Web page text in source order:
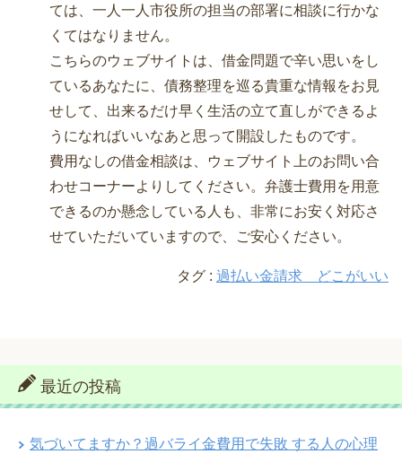
ては、一人一人市役所の担当の部署に相談に行かな
くてはなりません。
こちらのウェブサイトは、借金問題で辛い思いをし
ているあなたに、債務整理を巡る貴重な情報をお見
せして、出来るだけ早く生活の立て直しができるよ
うになればいいなあと思って開設したものです。
費用なしの借金相談は、ウェブサイト上のお問い合
わせコーナーよりしてください。弁護士費用を用意
できるのか懸念している人も、非常にお安く対応さ
せていただいていますので、ご安心ください。
タグ : 過払い金請求 どこがいい
最近の投稿
気づいてますか？過バライ金費用で失敗 する人の心理